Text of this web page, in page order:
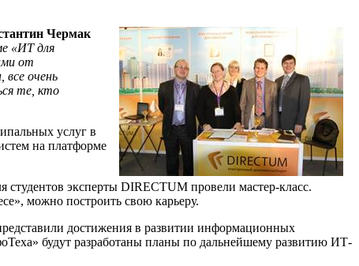
Чермак
«ИТ для
от
очень
те, кто
услуг в
на платформе
студентов эксперты DIRECTUM провели мастер-класс.
можно построить свою карьеру.
достижения в развитии информационных
будут разработаны планы по дальнейшему развитию ИТ-